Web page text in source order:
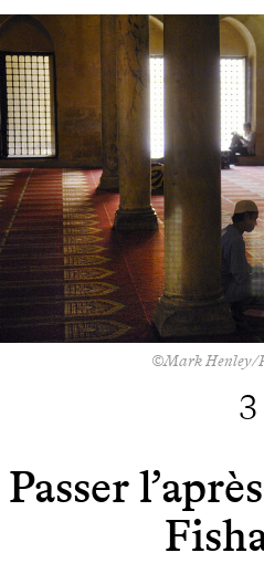
©Mark Henley/
3
Passer